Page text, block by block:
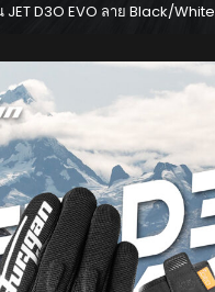
JET D3O EVO ลาย Black/White